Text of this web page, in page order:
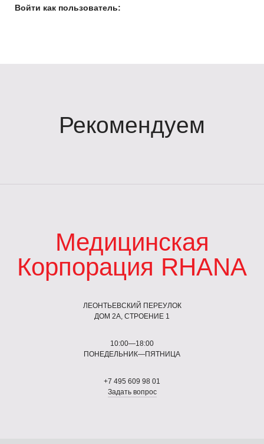
Войти как пользователь:
Рекомендуем
Медицинская
Корпорация RHANA
ЛЕОНТЬЕВСКИЙ ПЕРЕУЛОК
ДОМ 2А, СТРОЕНИЕ 1
10:00—18:00
ПОНЕДЕЛЬНИК—ПЯТНИЦА
+7 495 609 98 01
Задать вопрос